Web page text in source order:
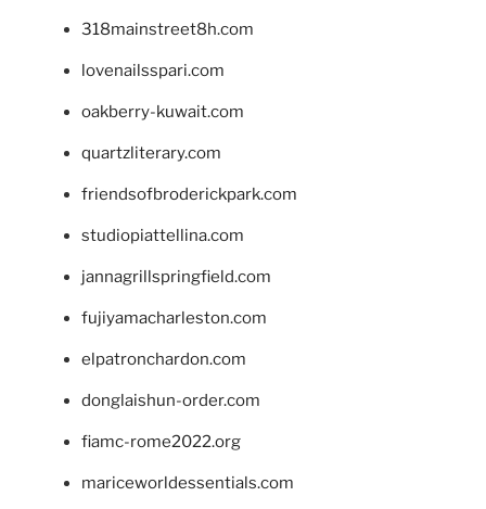
318mainstreet8h.com
lovenailsspari.com
oakberry-kuwait.com
quartzliterary.com
friendsofbroderickpark.com
studiopiattellina.com
jannagrillspringfield.com
fujiyamacharleston.com
elpatronchardon.com
donglaishun-order.com
fiamc-rome2022.org
mariceworldessentials.com